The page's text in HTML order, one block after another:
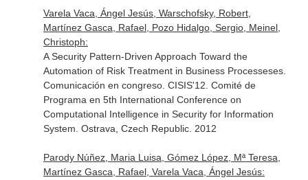
Varela Vaca, Ángel Jesús, Warschofsky, Robert,
Martínez Gasca, Rafael, Pozo Hidalgo, Sergio, Meinel,
Christoph:
A Security Pattern-Driven Approach Toward the
Automation of Risk Treatment in Business Processeses.
Comunicación en congreso. CISIS'12. Comité de
Programa en 5th International Conference on
Computational Intelligence in Security for Information
System. Ostrava, Czech Republic. 2012
Parody Núñez, Maria Luisa, Gómez López, Mª Teresa,
Martínez Gasca, Rafael, Varela Vaca, Ángel Jesús: